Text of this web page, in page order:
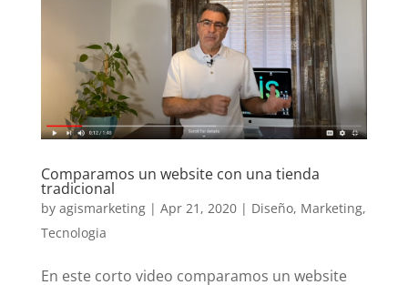
Comparamos un website con una tienda
tradicional
by agismarketing| Apr 21, 2020| Diseño, Marketing,
Tecnologia
En este corto video comparamos un website